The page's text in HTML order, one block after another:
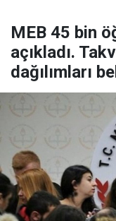
MEB 45 bin
açıkladı.
dağılımları